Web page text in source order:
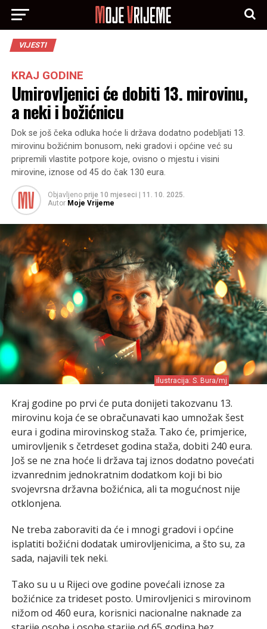
VIJESTI
KRAJ GODINE
Umirovljenici će dobiti 13. mirovinu,
a neki i božićnicu
Dok se još čeka odluka hoće li država dodatno podebljati 13.
mirovinu božićnim bonusom, neki gradovi i općine već su
pripremili vlastite potpore koje, ovisno o mjestu i visini
mirovine, iznose od 45 do čak 130 eura.
Objavljeno prije 10 mjeseci
11. 10. 2025.
Autor Moje Vrijeme
ilustracija: S. Bura/mj
Kraj godine po prvi će puta donijeti takozvanu 13.
mirovinu koja će se obračunavati kao umnožak šest
eura i godina mirovinskog staža. Tako će, primjerice,
umirovljenik s četrdeset godina staža, dobiti 240 eura.
Još se ne zna hoće li država taj iznos dodatno povećati
izvanrednim jednokratnim dodatkom koji bi bio
svojevrsna državna božićnica, ali ta mogućnost nije
otklonjena.
Ne treba zaboraviti da će i mnogi gradovi i općine
isplatiti božićni dodatak umirovljenicima, a što su, za
sada, najavili tek neki.
Tako su u u Rijeci ove godine povećali iznose za
božićnice za trideset posto. Umirovljenici s mirovinom
nižom od 460 eura, korisnici nacionalne naknade za